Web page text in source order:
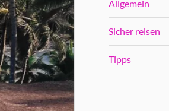
Allgemein
Sicher reisen
Tipps